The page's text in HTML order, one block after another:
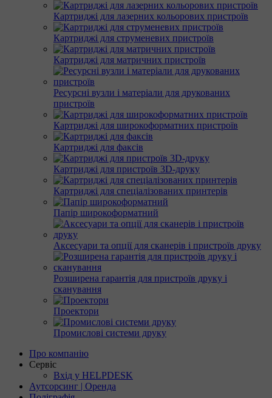
Картриджі для лазерних кольорових пристроїв
Картриджі для струменевих пристроїв
Картриджі для матричних пристроїв
Ресурсні вузли і матеріали для друкованих
пристроїв
Картриджі для широкоформатних пристроїв
Картриджі для факсів
Картриджі для пристроїв 3D-друку
Картриджі для спеціалізованих принтерів
Папір широкоформатний
Аксесуари та опції для сканерів і пристроїв друку
Розширена гарантія для пристроїв друку і
сканування
Проектори
Промислові системи друку
Про компанію
Сервіс
Вхід у HELPDESK
Аутсорсинг | Оренда